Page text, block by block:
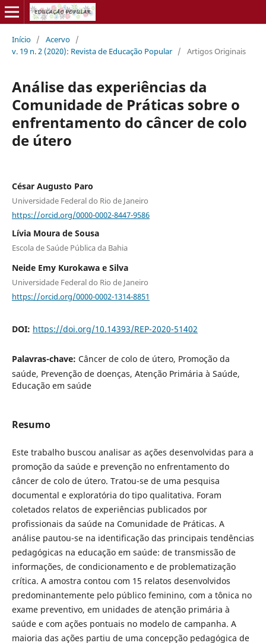
Início / Acervo /
v. 19 n. 2 (2020): Revista de Educação Popular / Artigos Originais
Análise das experiências da
Comunidade de Práticas sobre o
enfrentamento do câncer de colo
de útero
César Augusto Paro
Universidade Federal do Rio de Janeiro
https://orcid.org/0000-0002-8447-9586
Lívia Moura de Sousa
Escola de Saúde Pública da Bahia
Neide Emy Kurokawa e Silva
Universidade Federal do Rio de Janeiro
https://orcid.org/0000-0002-1314-8851
DOI: https://doi.org/10.14393/REP-2020-51402
Palavras-chave: Câncer de colo de útero, Promoção da
saúde, Prevenção de doenças, Atenção Primária à Saúde,
Educação em saúde
Resumo
Este trabalho buscou analisar as ações desenvolvidas para a
promoção da saúde e prevenção no enfrentamento do
câncer de colo de útero. Tratou-se de uma pesquisa
documental e exploratória do tipo qualitativa. Foram
coletados relatos de experiências publicados por
profissionais da saúde na Comunidade de Práticas. A
análise pautou-se na identificação das principais tendências
pedagógicas na educação em saúde: de transmissão de
informações, de condicionamento e de problematização
crítica. A amostra contou com 15 relatos desenvolvidos
predominantemente pelo público feminino, com a tônica no
exame preventivo, em unidades de atenção primária à
saúde e com ações pontuais no modelo de campanha. A
maioria das ações partiu de uma concepção pedagógica de